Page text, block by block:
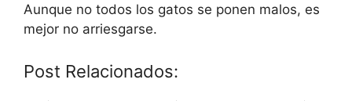
Aunque no todos los gatos se ponen malos, es
mejor no arriesgarse.
Post Relacionados: